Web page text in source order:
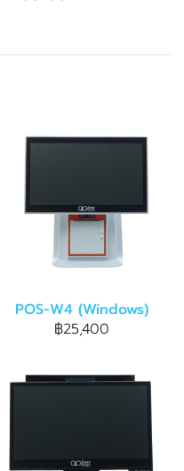
POS-W4 (Windows)
฿25,400